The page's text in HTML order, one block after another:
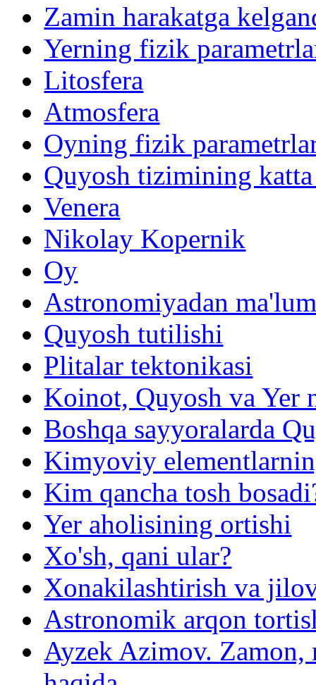
Zamin harakatga
Yerning fizik
Litosfera
Atmosfera
Oyning fizik
Quyosh tizimining
Venera
Nikolay Kopernik
Oy
Astronomiyadan
Quyosh tutilishi
Plitalar tektonikasi
Koinot, Quyosh va Yer
Boshqa sayyoralarda
Kimyoviy
Kim qancha tosh
Yer aholisining ortishi
Xo'sh, qani ular?
Xonakilashtirish va
Astronomik arqon
Ayzek Azimov. Zamon,